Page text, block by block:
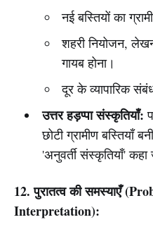
नई बस्तियों का
शहरी नियोजन,
गायब होना।
दूर के व्यापारिक
उत्तर हड़प्पा संस्कृतियाँ:
छोटी ग्रामीण बस्तियाँ
'अनुवर्ती संस्कृतियाँ' कहा
12. पुरातत्व की समस्याएँ
Interpretation):